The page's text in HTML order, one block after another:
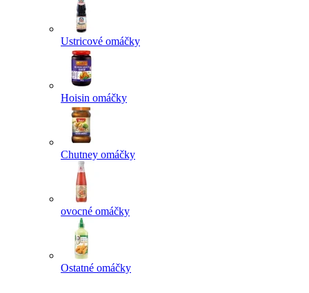
Ustricové omáčky
Hoisin omáčky
Chutney omáčky
ovocné omáčky
Ostatné omáčky